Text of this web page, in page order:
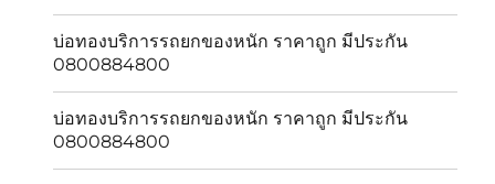
บ่อทองบริการรถยกของหนัก ราคาถูก มีประกัน
0800884800
บ่อทองบริการรถยกของหนัก ราคาถูก มีประกัน
0800884800